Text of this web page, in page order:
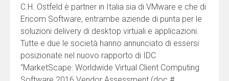
C.H. Ostfeld è partner in Italia sia di VMware e che di
Ericom Software, entrambe aziende di punta per le
soluzioni delivery di desktop virtuali e applicazioni.
Tutte e due le società hanno annunciato di essersi
posizionate nel nuovo rapporto di IDC
“MarketScape: Worldwide Virtual Client Computing